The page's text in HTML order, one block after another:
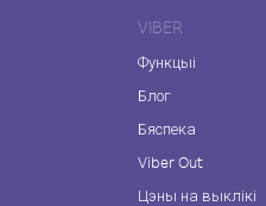
VIBER
Функцыі
Блог
Бяспека
Viber Out
Цэны на выклікі